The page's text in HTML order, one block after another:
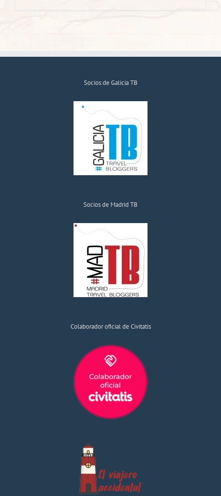
Socios de Galicia TB
Socios de Madrid TB
Colaborador oficial de Civitatis